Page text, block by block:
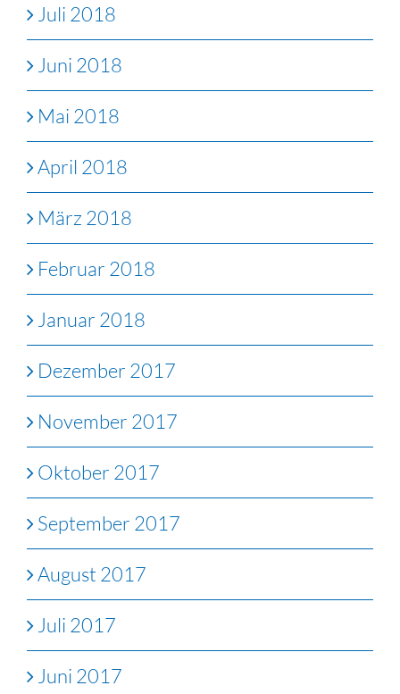
Juli 2018
Juni 2018
Mai 2018
April 2018
März 2018
Februar 2018
Januar 2018
Dezember 2017
November 2017
Oktober 2017
September 2017
August 2017
Juli 2017
Juni 2017